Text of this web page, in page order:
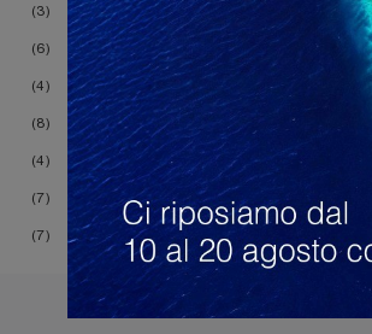
3
6
4
8
4
7
7